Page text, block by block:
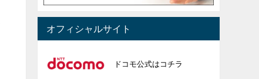
オフィシャルサイト
ドコモ公式はコチラ